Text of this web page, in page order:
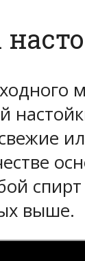
спирт
выше.